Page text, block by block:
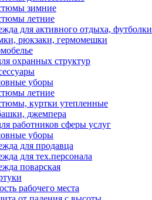
зимние
летние
для активного отдыха, футболки
рюкзаки, гермомешки
охранных структур
уборы
летние
куртки утепленные
джемпера
работников сферы услуг
уборы
для продавца
для тех.персонала
поварская
рабочего места